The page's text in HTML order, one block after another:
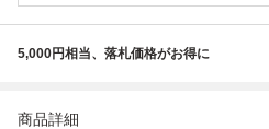
5,000円相当、落札価格がお得に
商品詳細